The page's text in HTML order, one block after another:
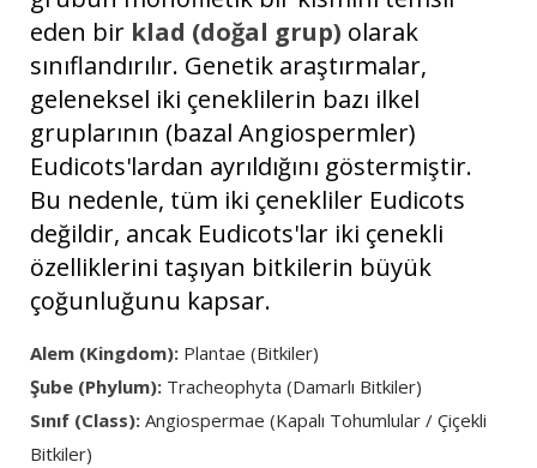
eden bir klad (doğal grup) olarak
sınıflandırılır. Genetik araştırmalar,
geleneksel iki çeneklilerin bazı ilkel
gruplarının (bazal Angiospermler)
Eudicots'lardan ayrıldığını göstermiştir.
Bu nedenle, tüm iki çenekliler Eudicots
değildir, ancak Eudicots'lar iki çenekli
özelliklerini taşıyan bitkilerin büyük
çoğunluğunu kapsar.
Alem (Kingdom): Plantae (Bitkiler)
Şube (Phylum): Tracheophyta (Damarlı Bitkiler)
Sınıf (Class): Angiospermae (Kapalı Tohumlular / Çiçekli
Bitkiler)